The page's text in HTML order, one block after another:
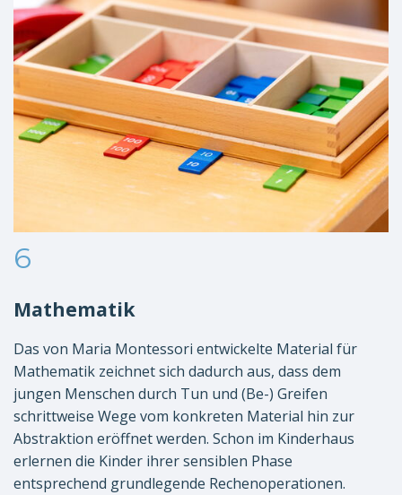
6
Mathematik
Das von Maria Montessori entwickelte Material für
Mathematik zeichnet sich dadurch aus, dass dem
jungen Menschen durch Tun und (Be-) Greifen
schrittweise Wege vom konkreten Material hin zur
Abstraktion eröffnet werden. Schon im Kinderhaus
erlernen die Kinder ihrer sensiblen Phase
entsprechend grundlegende Rechenoperationen.